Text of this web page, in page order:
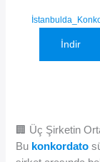
İndir
🏢 Üç Şirketin
Bu konkordato